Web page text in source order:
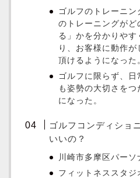
ゴルフのトレーニ
のトレーニングが
る」かを分かりやす
り、お客様に動作
頂けるようになった
ゴルフに限らず、
も姿勢の大切さをつ
になった。
ゴルフコンディショ
いいの？
川崎市多摩区パー
フィットネススタジ